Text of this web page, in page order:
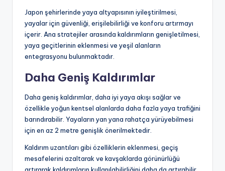
Japon şehirlerinde yaya altyapısının iyileştirilmesi,
yayalar için güvenliği, erişilebilirliği ve konforu artırmayı
içerir. Ana stratejiler arasında kaldırımların genişletilmesi,
yaya geçitlerinin eklenmesi ve yeşil alanların
entegrasyonu bulunmaktadır.
Daha Geniş Kaldırımlar
Daha geniş kaldırımlar, daha iyi yaya akışı sağlar ve
özellikle yoğun kentsel alanlarda daha fazla yaya trafiğini
barındırabilir. Yayaların yan yana rahatça yürüyebilmesi
için en az 2 metre genişlik önerilmektedir.
Kaldırım uzantıları gibi özelliklerin eklenmesi, geçiş
mesafelerini azaltarak ve kavşaklarda görünürlüğü
artırarak kaldırımların kullanılabilirliğini daha da artırabilir.